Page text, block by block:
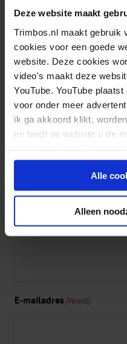
Deze website maakt
Trimbos.nl maakt gebruik
cookies voor een goede
website. Deze cookies
video's maakt deze
YouTube. YouTube
voor onder meer
ik ga akkoord klikt,
en biedt de website u de
intrekken.
Alle
Alleen
Tussenvoegsel
Achternaam
Functie(Vereist)
Organisatie(Vereist)
E-mailadres (Vereist)